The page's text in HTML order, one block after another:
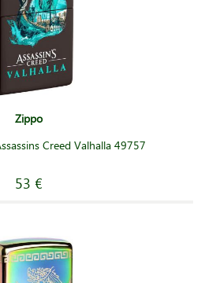
Zippo
Creed Valhalla 49757
53 €